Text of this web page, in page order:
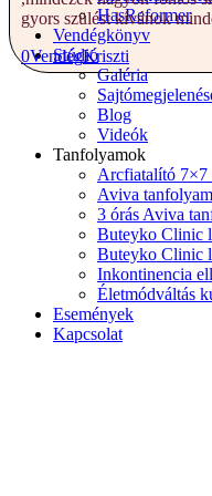
HasReformer
Vendégkönyv
Stúdió
Galéria
Blog
Videók
Tanfolyamok
Arcfiatalító 7×7
Aviva tanfolyam
3 órás Aviva
Buteyko Clinic
Buteyko Clinic
Inkontinencia
Életmódváltás
Események
Kapcsolat
gyors szülést kívánok
0VendégKriszti